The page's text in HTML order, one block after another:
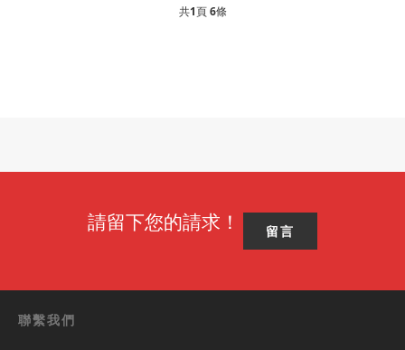
共1頁6條
請留下您的請求！ 留言
聯繫我們